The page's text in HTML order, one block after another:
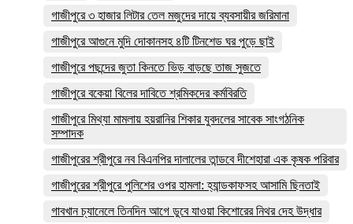
গাজীপুরে ৩ হাজার লিটার তেল মজুদের দায়ে ব্যবসায়ীর জরিমানা
গাজীপুরে আগুনে মুদি দোকানসহ ৪টি টিনশেড ঘর পুড়ে ছাই
গাজীপুরে পছন্দের জুতা কিনতে ভিড় বাড়ছে তাজ সুজতে
গাজীপুরে বকেয়া বিলের দাবিতে শ্রমিকদের কর্মবিরতি
গাজীপুরে মিথ্যা মামলায় হয়রানির শিকার যুবদলের সাবেক সাংগঠনিক
সম্পাদক
গাজীপুরের শ্রীপুরে নব বিএনপির দালালের তান্ডবে দীশেহারা এক কৃষক পরিবার
গাজীপুরের শ্রীপুরে পুলিশের ওপর হামলা: হ্যান্ডকাফসহ আসামি ছিনতাই
গাবখান চ্যানেলে তিনদিন আগে ডুবে যাওয়া কিশোরের নিথর দেহ উদ্ধার